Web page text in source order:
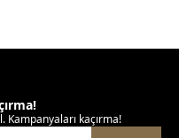
Kampanyaları kaçırma!